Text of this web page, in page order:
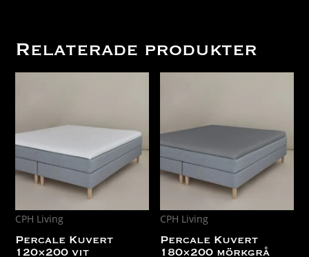
Relaterade produkter
CPH Living
Percale Kuvert
120×200 vit
CPH Living
Percale Kuvert
180×200 mörkgrå